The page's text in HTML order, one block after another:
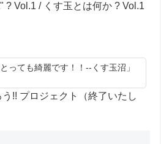
? Vol.1 / くす玉とは何か ? Vol.1
っても綺麗です！！--くす玉沼」
!! プロジェクト（終了いたし